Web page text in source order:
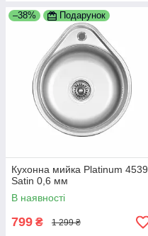
–38% Подарунок
Кухонна мийка Platinum 4539
Satin 0,6 мм
В наявності
799 ₴ 1 299 ₴